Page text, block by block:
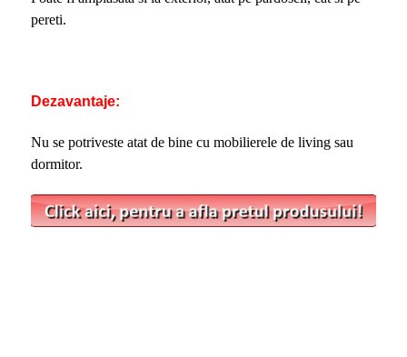
pereti.
Dezavantaje:
Nu se potriveste atat de bine cu mobilierele de living sau
dormitor.